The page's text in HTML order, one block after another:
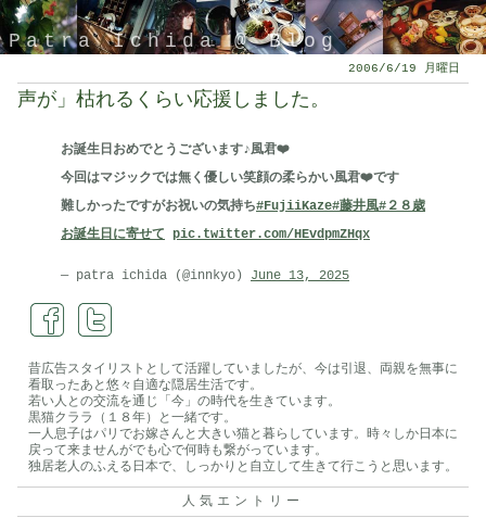
Patra Ichida @ Blog
引退したスタイリストの隠居ブログ
2006/6/19 月曜日
声が」枯れるくらい応援しました。
お誕生日おめでとうございます♪風君❤️
今回はマジックでは無く優しい笑顔の柔らかい風君❤️です
難しかったですがお祝いの気持ち#FujiiKaze#藤井風#２８歳
お誕生日に寄せて pic.twitter.com/HEvdpmZHqx
— patra ichida (@innkyo) June 13, 2025
昔広告スタイリストとして活躍していましたが、今は引退、両親を無事に
看取ったあと悠々自適な隠居生活です。
若い人との交流を通じ「今」の時代を生きています。
黒猫クララ（１８年）と一緒です。
一人息子はパリでお嫁さんと大きい猫と暮らしています。時々しか日本に
戻って来ませんがでも心で何時も繋がっています。
独居老人のふえる日本で、しっかりと自立して生きて行こうと思います。
人気エントリー